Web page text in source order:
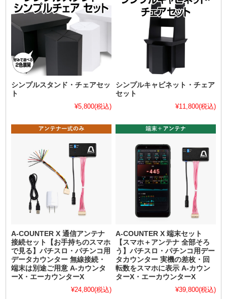
シンプルスタンド・チェアセッ
ト
¥5,800(税込)
シンプルキャビネット・チェア
セット
¥11,800(税込)
A-COUNTER X 通信アンテナ
接続セット【お手持ちのスマホ
で見る】パチスロ・パチンコ用
データカウンター 無線接続・
端末は別途ご用意 A-カウンタ
ーX・エーカウンターX
¥24,800(税込)
A-COUNTER X 端末セット
【スマホ＋アンテナ 全部そろ
う】パチスロ・パチンコ用デー
タカウンター 実機の差枚・回
転数をスマホに表示 A-カウン
ターX・エーカウンターX
¥39,800(税込)